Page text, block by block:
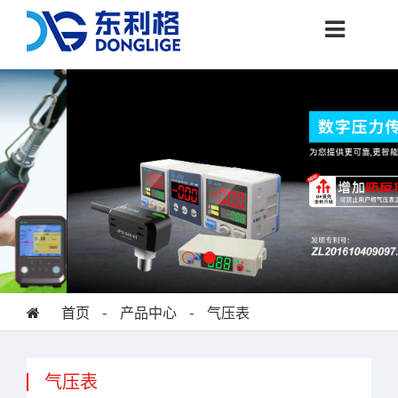
首页 - 产品中心 - 气压表
气压表